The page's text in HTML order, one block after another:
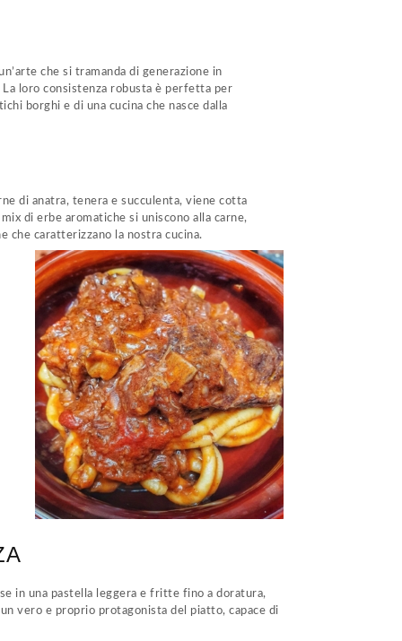
che si tramanda di generazione in
loro consistenza robusta è perfetta per
borghi e di una cucina che nasce dalla
di anatra, tenera e succulenta, viene cotta
di erbe aromatiche si uniscono alla carne,
che caratterizzano la nostra cucina.
in una pastella leggera e fritte fino a doratura,
vero e proprio protagonista del piatto, capace di